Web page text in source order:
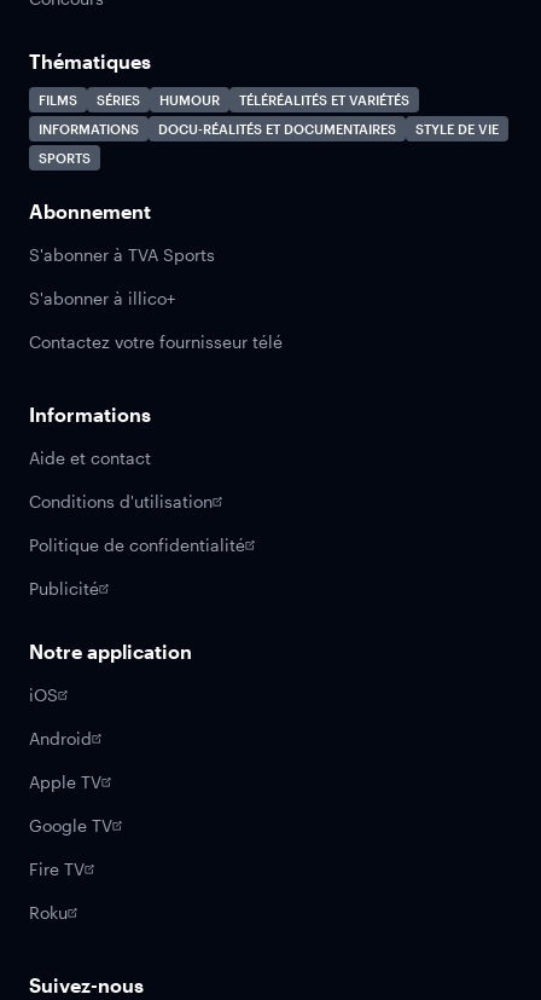
Thématiques
FILMS SÉRIES HUMOUR
TÉLÉRÉALITÉS ET VARIÉTÉS
INFORMATIONS
DOCU-RÉALITÉS ET DOCUMENTAIRES
STYLE DE VIE
SPORTS
Abonnement
S'abonner à TVA Sports
S'abonner à illico+
Contactez votre fournisseur télé
Informations
Aide et contact
Conditions d'utilisation
Politique de confidentialité
Publicité
Notre application
iOS
Android
Apple TV
Google TV
Fire TV
Roku
Suivez-nous